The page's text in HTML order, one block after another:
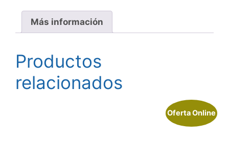
Más información
Productos
relacionados
Oferta Online